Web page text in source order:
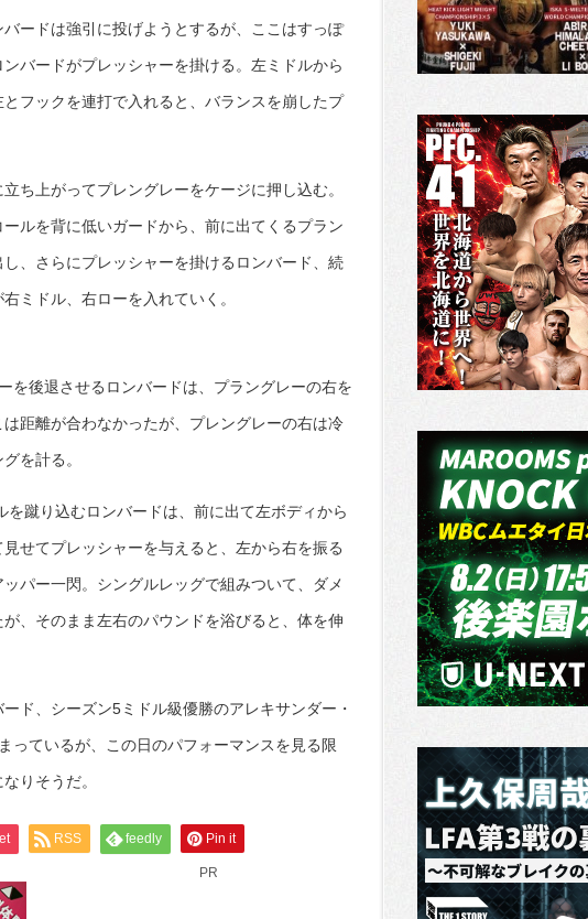
ードは強引に投げようとするが、ここはすっぽ
バードがプレッシャーを掛ける。左ミドルから
フックを連打で入れると、バランスを崩したプ
ち上がってプレングレーをケージに押し込む。
ルを背に低いガードから、前に出てくるプラン
、さらにプレッシャーを掛けるロンバード、続
ミドル、右ローを入れていく。
を後退させるロンバードは、プラングレーの右を
距離が合わなかったが、プレングレーの右は冷
を計る。
蹴り込むロンバードは、前に出て左ボディから
せてプレッシャーを与えると、左から右を振る
パー一閃。シングルレッグで組みついて、ダメ
、そのまま左右のパウンドを浴びると、体を伸
ド、シーズン5ミドル級優勝のアレキサンダー・
っているが、この日のパフォーマンスを見る限
りそうだ。
RSS feedly Pin it
PR